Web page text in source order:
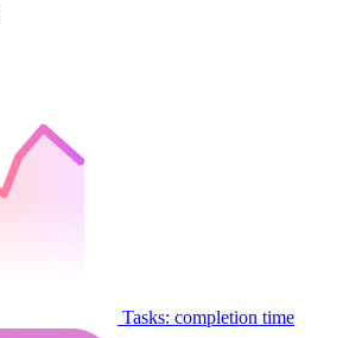
Tasks: completion time